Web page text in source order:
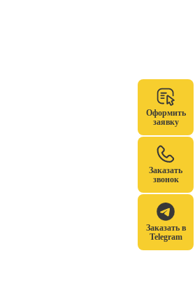
Оформить
заявку
Заказать
звонок
Заказать в
Telegram